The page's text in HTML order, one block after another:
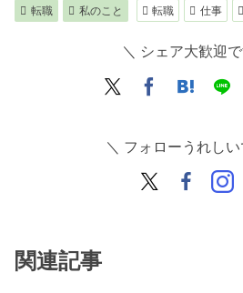
転職 私のこと 転職 仕事
＼ シェア大歓迎
＼ フォローうれし
関連記事